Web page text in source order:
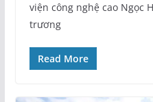
viện công nghệ cao Ngọc
trương
Read More